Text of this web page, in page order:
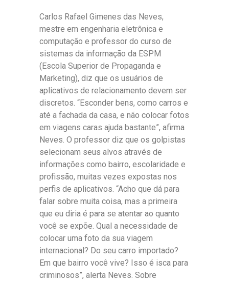
Carlos Rafael Gimenes das Neves,
mestre em engenharia eletrônica e
computação e professor do curso de
sistemas da informação da ESPM
(Escola Superior de Propaganda e
Marketing), diz que os usuários de
aplicativos de relacionamento devem ser
discretos. “Esconder bens, como carros e
até a fachada da casa, e não colocar fotos
em viagens caras ajuda bastante”, afirma
Neves. O professor diz que os golpistas
selecionam seus alvos através de
informações como bairro, escolaridade e
profissão, muitas vezes expostas nos
perfis de aplicativos. “Acho que dá para
falar sobre muita coisa, mas a primeira
que eu diria é para se atentar ao quanto
você se expõe. Qual a necessidade de
colocar uma foto da sua viagem
internacional? Do seu carro importado?
Em que bairro você vive? Isso é isca para
criminosos”, alerta Neves. Sobre